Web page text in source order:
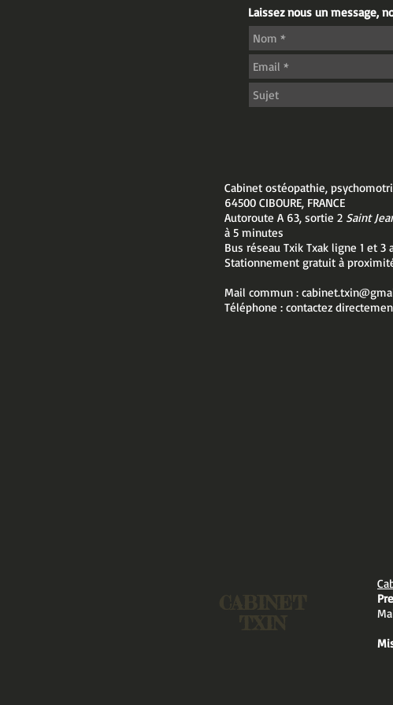
Laissez nous un message,
Cabinet ostéopathie,
64500 CIBOURE, FRANCE
Autoroute A 63, sortie 2 Saint
à 5 minutes
Bus réseau Txik Txak ligne 1 et
Stationnement gratuit à
Mail commun :
Téléphone : contactez